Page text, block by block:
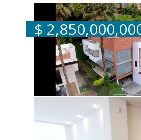
Techo alto
Salón Social
Zona de
$